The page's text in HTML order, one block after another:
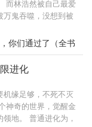
而林浩然被自己最爱
万鬼吞噬，没想到被
开局征服SSS级衍后
一个人只能契约6只
女鬼皇老婆太厉害
都对我绝对忠诚。
？” 林浩然：我的鬼
拥有S级鬼物妖刀村
SS级鬼物越王勾践
末日诡异网游和现
你们通过了（全书
进化
机缘足够，不死不灭
神奇的世界，觉醒金
地。 普通进化为，